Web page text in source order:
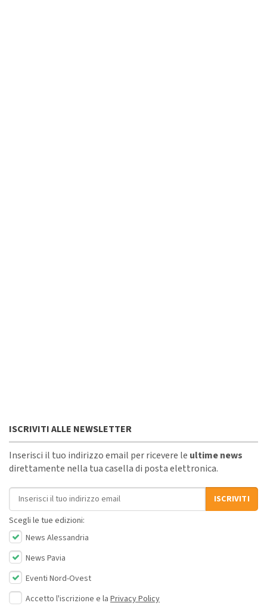
ISCRIVITI ALLE NEWSLETTER
Inserisci il tuo indirizzo email per ricevere le ultime news
direttamente nella tua casella di posta elettronica.
Indirizzo email
ISCRIVITI
Scegli le tue edizioni:
News Alessandria
News Pavia
Eventi Nord-Ovest
Accetto l'iscrizione e la Privacy Policy